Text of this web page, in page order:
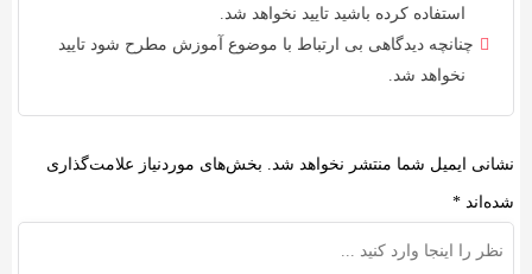
استفاده کرده باشید تایید نخواهد شد.
چنانچه دیدگاهی بی ارتباط با موضوع آموزش مطرح شود تایید
نخواهد شد.
نشانی ایمیل شما منتشر نخواهد شد. بخش‌های موردنیاز علامت‌گذاری
شده‌اند *